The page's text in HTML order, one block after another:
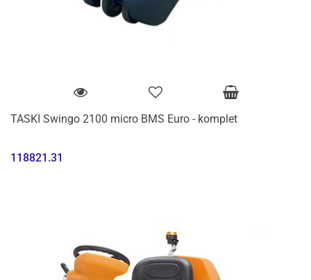
TASKI Swingo 2100 micro BMS Euro - komplet
118821.31